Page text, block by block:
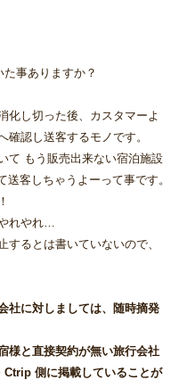
た事ありますか？
化し切った後、カスタマーよ
確認し送客するモノです。
て もう販売出来ない宿泊施設
客しちゃうよーって事です。
れやれ…
るとは書いていないので、
社に対しましては、随時摘発
様と直接契約が無い旅行会社
側に掲載していることが